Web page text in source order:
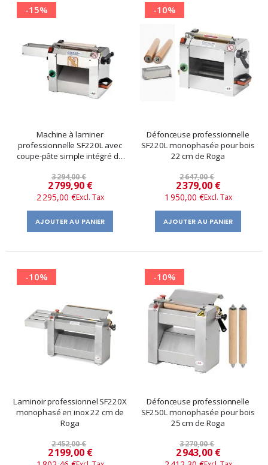
-15%
Machine à laminer
professionnelle SF220L avec
coupe-pâte simple intégré de
3 294,00 €
Prix
​​
spécial
2 799,90 €
2 295,00 €
AJOUTER AU PANIER
-10%
Défonceuse professionnelle
SF220L monophasée pour bois
22 cm de Roga
2 647,00 €
Prix
​​
spécial
2 379,00 €
1 950,00 €
AJOUTER AU PANIER
-10%
Laminoir professionnel SF220X
monophasé en inox 22 cm de
Roga
2 452,00 €
Prix
​​
2 199,00 €
-10%
Défonceuse professionnelle
SF250L monophasée pour bois
25 cm de Roga
3 270,00 €
Prix
​​
2 943,00 €